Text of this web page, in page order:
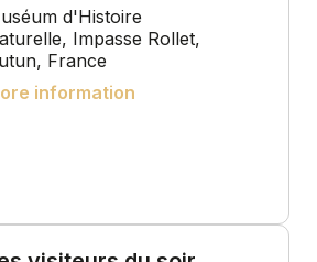
d'Histoire
Impasse Rollet,
France
information